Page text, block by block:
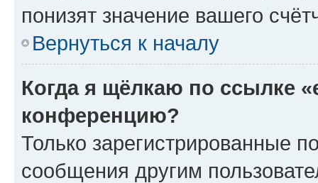
понизят значение вашего
Вернуться к началу
Когда я щёлкаю по ссылке
конференцию?
Только зарегистрированные
сообщения другим